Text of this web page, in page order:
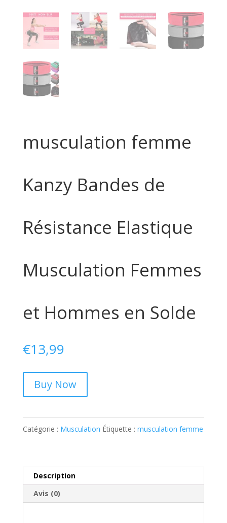
musculation femme
Kanzy Bandes de
Résistance Elastique
Musculation Femmes
et Hommes en Solde
€13,99
Buy Now
Catégorie : Musculation Étiquette : musculation femme
Description
Avis (0)